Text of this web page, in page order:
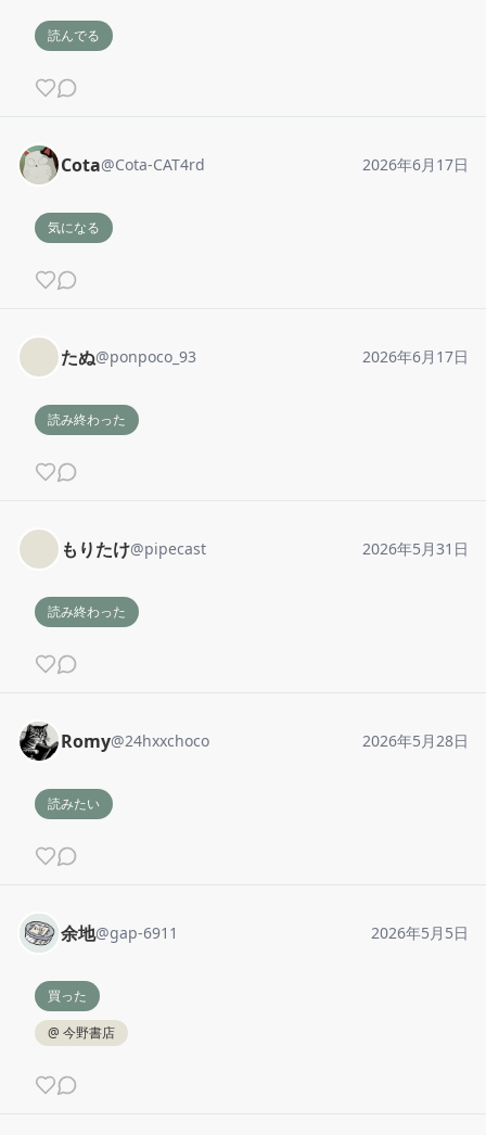
読んでる
Cota@Cota-CAT4rd 2026年6月17日
気になる
たぬ@ponpoco_93 2026年6月17日
読み終わった
もりたけ@pipecast 2026年5月31日
読み終わった
Romy@24hxxchoco 2026年5月28日
読みたい
余地@gap-6911 2026年5月5日
買った
@ 今野書店